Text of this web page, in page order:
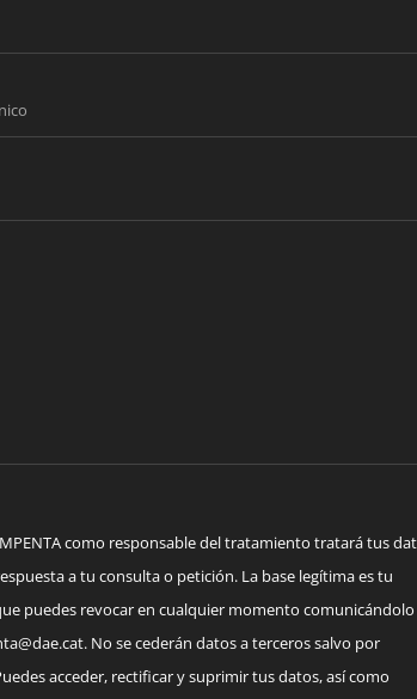
como responsable del tratamiento tratará tus
a tu consulta o petición. La base legítima es tu
puedes revocar en cualquier momento comunicándolo
. No se cederán datos a terceros salvo por
acceder, rectificar y suprimir tus datos, así como